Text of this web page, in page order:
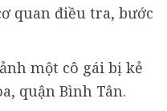
quan điều tra, bước
một cô gái bị kẻ
quận Bình Tân.